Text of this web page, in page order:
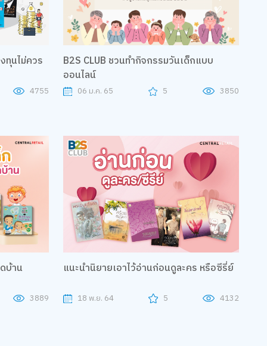
ทุนไม่ควร
4755
B2S CLUB ชวนทำกิจกรรมวันเด็กแบบ
ออนไลน์
06 ม.ค. 65 5 3850
บ้าน
3889
แนะนำนิยายเอาไว้อ่านก่อนดูละคร หรือซีรี่ย์
18 พ.ย. 64 5 4132